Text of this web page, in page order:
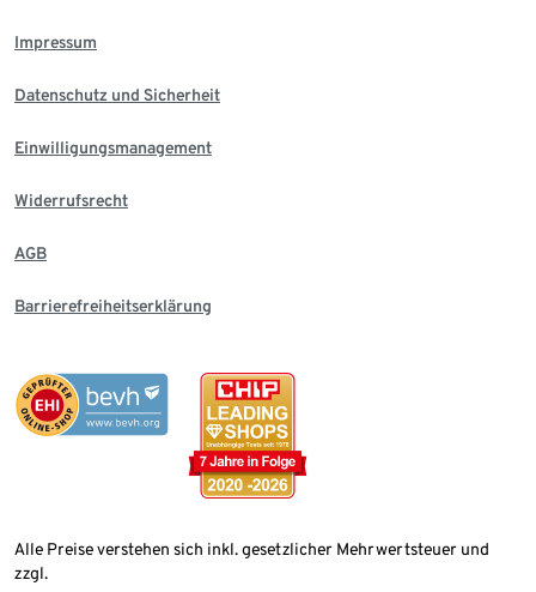
Impressum
Datenschutz und Sicherheit
Einwilligungsmanagement
Widerrufsrecht
AGB
Barrierefreiheitserklärung
Alle Preise verstehen sich inkl. gesetzlicher Mehrwertsteuer und
zzgl.